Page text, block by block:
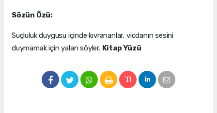
Sözün Özü:
Suçluluk duygusu içinde kıvrananlar, vicdanın sesini
duymamak için yalan söyler. Kitap Yüzü